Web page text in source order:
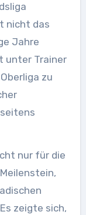
nicht das
Jahre
unter Trainer
zu
nur für die
zeigte sich,